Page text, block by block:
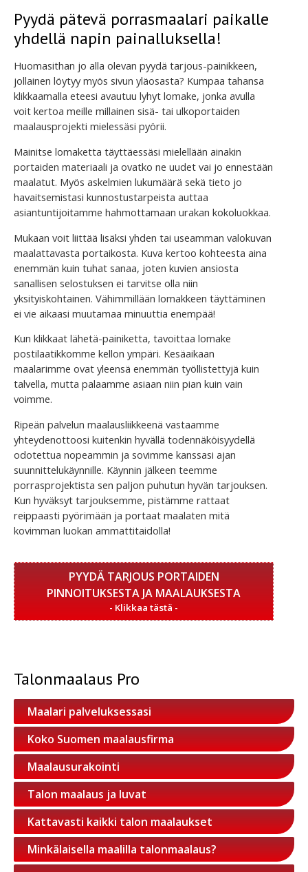
Pyydä pätevä porrasmaalari paikalle
yhdellä napin painalluksella!
Huomasithan jo alla olevan pyydä tarjous-painikkeen,
jollainen löytyy myös sivun yläosasta? Kumpaa tahansa
klikkaamalla eteesi avautuu lyhyt lomake, jonka avulla
voit kertoa meille millainen sisä- tai ulkoportaiden
maalausprojekti mielessäsi pyörii.
Mainitse lomaketta täyttäessäsi mielellään ainakin
portaiden materiaali ja ovatko ne uudet vai jo ennestään
maalatut. Myös askelmien lukumäärä sekä tieto jo
havaitsemistasi kunnostustarpeista auttaa
asiantuntijoitamme hahmottamaan urakan kokoluokkaa.
Mukaan voit liittää lisäksi yhden tai useamman valokuvan
maalattavasta portaikosta. Kuva kertoo kohteesta aina
enemmän kuin tuhat sanaa, joten kuvien ansiosta
sanallisen selostuksen ei tarvitse olla niin
yksityiskohtainen. Vähimmillään lomakkeen täyttäminen
ei vie aikaasi muutamaa minuuttia enempää!
Kun klikkaat lähetä-painiketta, tavoittaa lomake
postilaatikkomme kellon ympäri. Kesäaikaan
maalarimme ovat yleensä enemmän työllistettyjä kuin
talvella, mutta palaamme asiaan niin pian kuin vain
voimme.
Ripeän palvelun maalausliikkeenä vastaamme
yhteydenottoosi kuitenkin hyvällä todennäköisyydellä
odotettua nopeammin ja sovimme kanssasi ajan
suunnittelukäynnille. Käynnin jälkeen teemme
porrasprojektista sen paljon puhutun hyvän tarjouksen.
Kun hyväksyt tarjouksemme, pistämme rattaat
reippaasti pyörimään ja portaat maalaten mitä
kovimman luokan ammattitaidolla!
PYYDÄ TARJOUS PORTAIDEN
PINNOITUKSESTA JA MAALAUKSESTA
Talonmaalaus Pro
Maalari palveluksessasi
Koko Suomen maalausfirma
Maalausurakointi
Talon maalaus ja luvat
Kattavasti kaikki talon maalaukset
Minkälaisella maalilla talonmaalaus?